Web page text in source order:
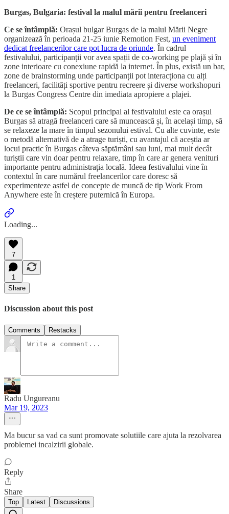
Burgas, Bulgaria: festival la malul mării pentru freelanceri
Ce se întâmplă: Orașul bulgar Burgas de la malul Mării Negre
organizează în perioada 21-25 iunie Remotion Fest, un eveniment
dedicat freelancerilor care pot lucra de oriunde. În cadrul
festivalului, participanții vor avea spații de co-working pe plajă și în
zone interioare cu conexiune rapidă la internet. În plus, există un bar,
zone de brainstorming unde participanții pot interacționa cu alți
freelanceri, facilități sportive pentru recreere și diverse workshopuri
la Burgas Congress Centre din imediata apropiere a plajei.
De ce se întâmplă: Scopul principal al festivalului este ca orașul
Burgas să atragă freelanceri care să muncească și, în același timp, să
se relaxeze la mare în timpul sezonului estival. Cu alte cuvinte, este
o metodă alternativă de a atrage turiști, cu avantajul că aceștia ar
locui practic în Burgas câteva săptămâni sau luni, mai mult decât
turiștii care vin doar pentru relaxare, timp în care ar genera venituri
importante pentru administrația locală. Ideea festivalului vine în
contextul în care numărul freelancerilor care doresc să
experimenteze astfel de concepte de muncă de tip Work From
Anywhere este în creștere puternică în Europa.
Loading...
7
1
Share
Discussion about this post
Comments Restacks
Radu Ungureanu
Mar 19, 2023
Ma bucur sa vad ca sunt promovate solutiile care ajuta la rezolvarea
problemei incalzirii globale.
Reply
Share
Top Latest Discussions